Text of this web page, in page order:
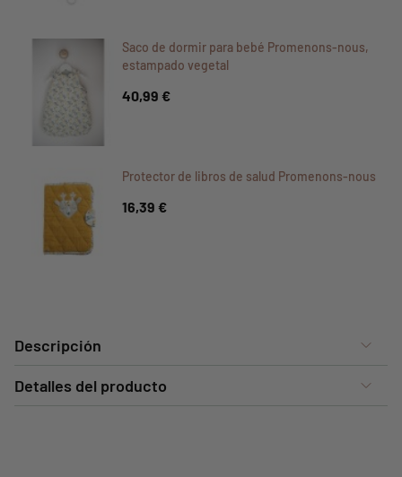
Saco de dormir para bebé Promenons-nous,
estampado vegetal
40,99 €
Protector de libros de salud Promenons-nous
16,39 €
Descripción
Detalles del producto